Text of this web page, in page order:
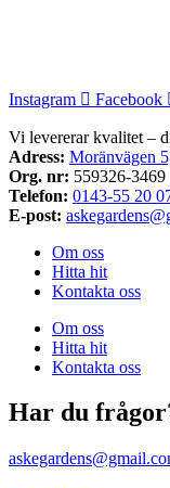
Instagram Facebook
Vi levererar kvalitet –
Adress: Moränvägen
Org. nr: 559326-3469
Telefon: 0143-55 20
E-post:
Om oss
Hitta hit
Kontakta oss
Om oss
Hitta hit
Kontakta oss
Har du